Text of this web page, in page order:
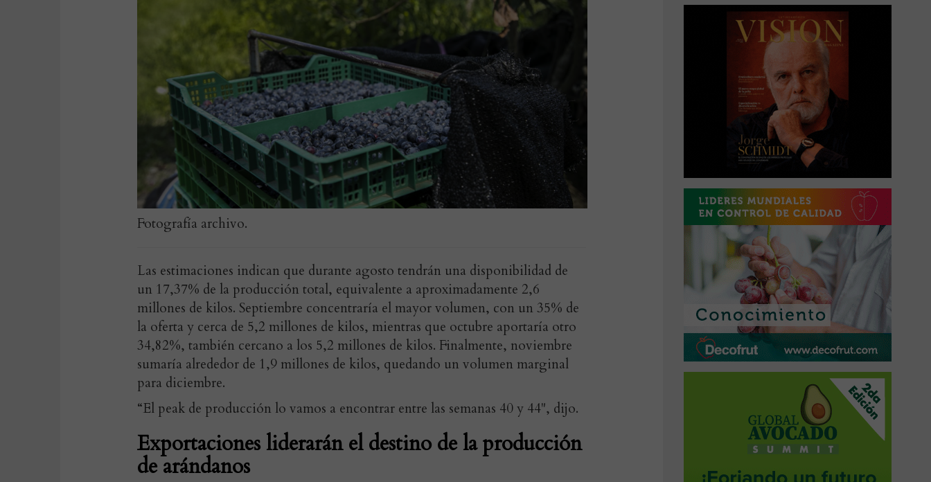
Fotografía archivo.
Las estimaciones indican que durante agosto tendrán una disponibilidad de
un 17,37% de la producción total, equivalente a aproximadamente 2,6
millones de kilos. Septiembre concentraría el mayor volumen, con un 35% de
la oferta y cerca de 5,2 millones de kilos, mientras que octubre aportaría otro
34,82%, también cercano a los 5,2 millones de kilos. Finalmente, noviembre
sumaría alrededor de 1,9 millones de kilos, quedando un volumen marginal
para diciembre.
“El peak de producción lo vamos a encontrar entre las semanas 40 y 44", dijo.
Exportaciones liderarán el destino de la producción
de arándanos